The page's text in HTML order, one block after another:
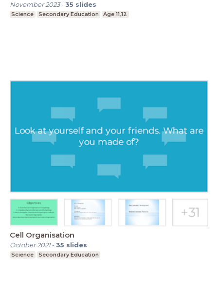
November 2023-35 slides
Science Secondary Education Age 11,12
Cell Organisation
October 2021-35 slides
Science Secondary Education